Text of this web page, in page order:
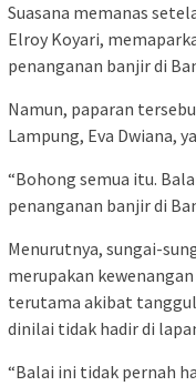
Suasana memanas
Elroy Koyari,
penanganan banjir di
Namun, paparan
Lampung, Eva Dwiana,
“Bohong semua itu.
penanganan banjir di
Menurutnya, sungai-
merupakan
terutama akibat
dinilai tidak hadir di
“Balai ini tidak pernah